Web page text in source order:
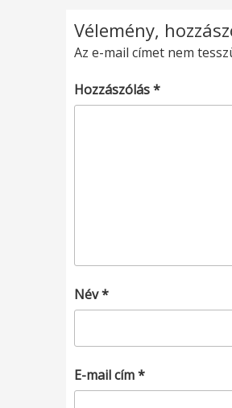
Vélemény,
Az e-mail címet nem
Hozzászólás*
Név*
E-mail cím*